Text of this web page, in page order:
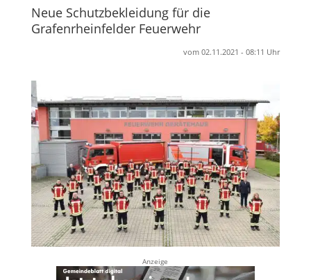
Neue Schutzbekleidung für die
Grafenrheinfelder Feuerwehr
vom 02.11.2021 - 08:11 Uhr
Anzeige